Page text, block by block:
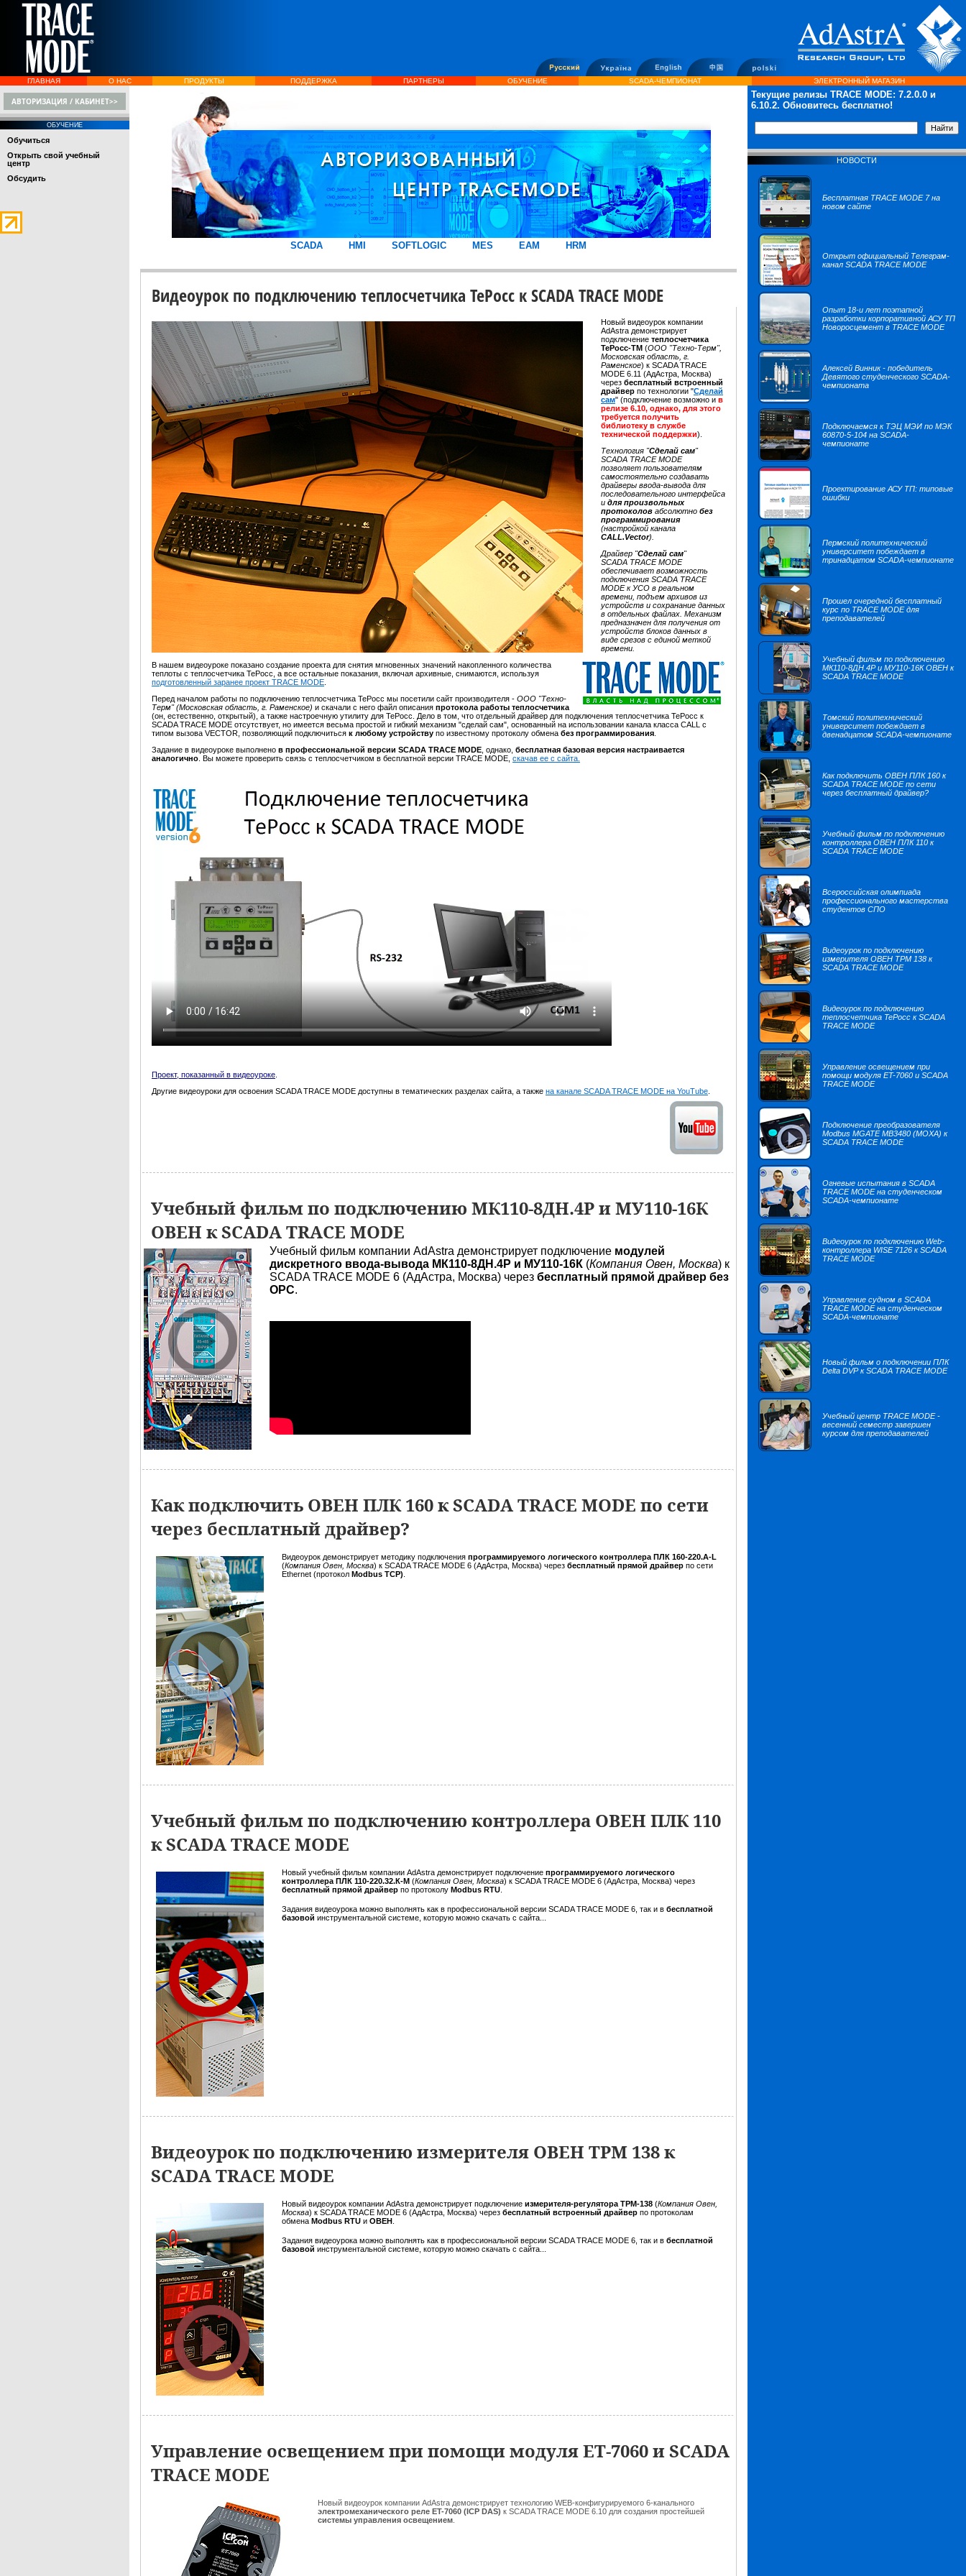
ГЛАВНАЯ О НАС ПРОДУКТЫ ПОДДЕРЖКА ПАРТНЕРЫ ОБУЧЕНИЕ SCADA-ЧЕМПИОНАТ ЭЛЕКТРОННЫЙ МАГАЗИН
АВТОРИЗАЦИЯ / КАБИНЕТ>>
ОБУЧЕНИЕ
Обучиться
Открыть свой учебный
центр
Обсудить
SCADA HMI SOFTLOGIC MES EAM HRM
Видеоурок по подключению теплосчетчика TePocc к SCADA TRACE MODE
Новый видеоурок компании
AdAstra демонстрирует
подключение теплосчетчика
ТеРосс-ТМ (ООО "Техно-Терм",
Московская область, г.
Раменское) к SCADA TRACE
MODE 6.11 (АдАстра, Москва)
через бесплатный встроенный
драйвер по технологии "Сделай
сам" (подключение возможно и в
релизе 6.10, однако, для этого
требуется получить
библиотеку в службе
технической поддержки).
Технология "Сделай сам"
SCADA TRACE MODE
позволяет пользователям
самостоятельно создавать
драйверы ввода-вывода для
последовательного интерфейса
и для произвольных
протоколов абсолютно без
программирования
(настройкой канала
CALL.Vector).
Драйвер "Сделай сам"
SCADA TRACE MODE
обеспечивает возможность
подключения SCADA TRACE
MODE к УСО в реальном
времени, подъем архивов из
устройств и сохранание данных
в отдельных файлах. Механизм
предназначен для получения от
устройств блоков данных в
виде срезов с единой меткой
времени.
В нашем видеоуроке показано создание проекта для снятия мгновенных значений накопленного количества
теплоты с теплосчетчика ТеРосс, а все остальные показания, включая архивные, снимаются, используя
подготовленный заранее проект TRACE MODE
Перед началом работы по подключению теплосчетчика ТеРосс мы посетили сайт производителя - ООО "Техно-
Терм" (Московская область, г. Раменское) и скачали с него файл описания протокола работы теплосчетчика
(он, естественно, открытый), а также настроечную утилиту для ТеРосс. Дело в том, что отдельный драйвер для подключения теплосчетчика ТеРосс к
SCADA TRACE MODE отсутствует, но имеется весьма простой и гибкий механизм "сделай сам", основанный на использовании канала класса CALL с
типом вызова VECTOR, позволяющий подключиться к любому устройству по известному протоколу обмена без программирования
Задание в видеоуроке выполнено в профессиональной версии SCADA TRACE MODE , однако, бесплатная базовая версия настраивается
аналогично . Вы можете проверить связь с теплосчетчиком в бесплатной версии TRACE MODE, скачав ее с сайта.
Проект, показанный в видеоуроке
Другие видеоуроки для освоения SCADA TRACE MODE доступны в тематических разделах сайта, а также на канале SCADA TRACE MODE на YouTube
Учебный фильм по подключению МК110-8ДН.4Р и МУ110-16К
ОВЕН к SCADA TRACE MODE
Учебный фильм компании AdAstra демонстрирует подключение модулей
дискретного ввода-вывода МК110-8ДН.4Р и МУ110-16К (Компания Овен, Москва) к
SCADA TRACE MODE 6 (АдАстра, Москва) через бесплатный прямой драйвер без
OPC.
Как подключить ОВЕН ПЛК 160 к SCADA TRACE MODE по сети
через бесплатный драйвер?
Видеоурок демонстрирует методику подключения программируемого логического контроллера ПЛК 160-220.А-L
(Компания Овен, Москва) к SCADA TRACE MODE 6 (АдАстра, Москва) через бесплатный прямой драйвер по сети
Ethernet (протокол Modbus TCP)
Учебный фильм по подключению контроллера ОВЕН ПЛК 110
к SCADA TRACE MODE
Новый учебный фильм компании AdAstra демонстрирует подключение программируемого логического
контроллера ПЛК 110-220.32.К-М (Компания Овен, Москва) к SCADA TRACE MODE 6 (АдАстра, Москва) через
бесплатный прямой драйвер по протоколу Modbus RTU
Задания видеоурока можно выполнять как в профессиональной версии SCADA TRACE MODE 6, так и в бесплатной
базовой инструментальной системе, которую можно скачать с сайта...
Видеоурок по подключению измерителя ОВЕН ТРМ 138 к
SCADA TRACE MODE
Новый видеоурок компании AdAstra демонстрирует подключение измерителя-регулятора ТРМ-138 (Компания Овен,
Москва) к SCADA TRACE MODE 6 (АдАстра, Москва) через бесплатный встроенный драйвер по протоколам
обмена Modbus RTU и ОВЕН
Задания видеоурока можно выполнять как в профессиональной версии SCADA TRACE MODE 6, так и в бесплатной
базовой инструментальной системе, которую можно скачать с сайта...
Управление освещением при помощи модуля ET-7060 и SCADA
TRACE MODE
Новый видеоурок компании AdAstra демонстрирует технологию WEB-конфигурируемого 6-канального
электромеханического реле ET-7060 (ICP DAS) к SCADA TRACE MODE 6.10 для создания простейшей
системы управления освещением
Текущие релизы TRACE MODE: 7.2.0.0 и
6.10.2. Обновитесь бесплатно!
НОВОСТИ
Бесплатная TRACE MODE 7 на
новом сайте
Открыт официальный Телеграм-
канал SCADA TRACE MODE
Опыт 18-и лет поэтапной
разработки корпоративной АСУ ТП
Новоросцемент в TRACE MODE
Алексей Винник - победитель
Девятого студенческого SCADA-
чемпионата
Подключаемся к ТЭЦ МЭИ по МЭК
60870-5-104 на SCADA-
чемпионате
Проектирование АСУ ТП: типовые
ошибки
Пермский политехнический
университет побеждает в
тринадцатом SCADA-чемпионате
Прошел очередной бесплатный
курс по TRACE MODE для
преподавателей
Учебный фильм по подключению
МК110-8ДН.4Р и МУ110-16К ОВЕН к
SCADA TRACE MODE
Томский политехнический
университет побеждает в
двенадцатом SCADA-чемпионате
Как подключить ОВЕН ПЛК 160 к
SCADA TRACE MODE по сети
через бесплатный драйвер?
Учебный фильм по подключению
контроллера ОВЕН ПЛК 110 к
SCADA TRACE MODE
Всероссийская олимпиада
профессионального мастерства
студентов СПО
Видеоурок по подключению
измерителя ОВЕН ТРМ 138 к
SCADA TRACE MODE
Видеоурок по подключению
теплосчетчика TePocc к SCADA
TRACE MODE
Управление освещением при
помощи модуля ET-7060 и SCADA
TRACE MODE
Подключение преобразователя
Modbus MGATE MB3480 (MOXA) к
SCADA TRACE MODE
Огневые испытания в SCADA
TRACE MODE на студенческом
SCADA-чемпионате
Видеоурок по подключению Web-
контроллера WISE 7126 к SCADA
TRACE MODE
Управление судном в SCADA
TRACE MODE на студенческом
SCADA-чемпионате
Новый фильм о подключении ПЛК
Delta DVP к SCADA TRACE MODE
Учебный центр TRACE MODE -
весенний семестр завершен
курсом для преподавателей